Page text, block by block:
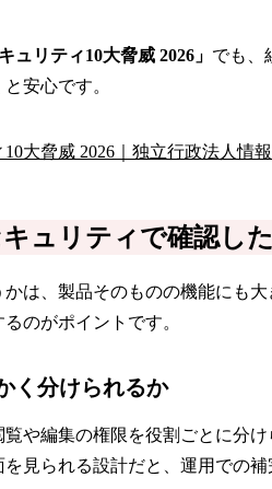
ュリティ10大脅威 2026」 でも、
安心です。
大脅威 2026｜独立行政法人情
ュリティで確認し
は、製品そのものの機能にも
のがポイントです。
く分けられるか
覧や編集の権限を役割ごとに分
見られる設計だと、運用での補